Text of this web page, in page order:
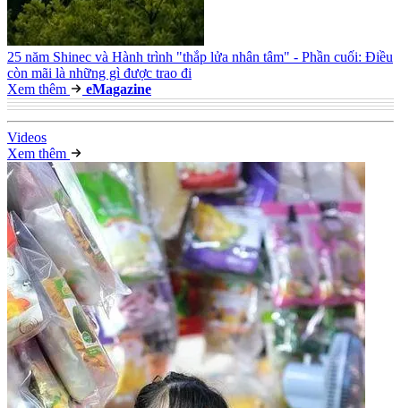
25 năm Shinec và Hành trình "thắp lửa nhân tâm" - Phần cuối: Điều
còn mãi là những gì được trao đi
Xem thêm
eMagazine
Videos
Xem thêm